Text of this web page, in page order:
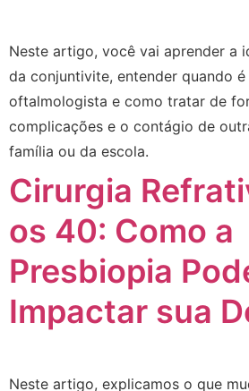
Neste artigo, você vai aprender a
da conjuntivite, entender quando
oftalmologista e como tratar de
complicações e o contágio de
família ou da escola.
Cirurgia
os 40: Como a
Presbiopia
Impactar sua
Neste artigo, explicamos o que